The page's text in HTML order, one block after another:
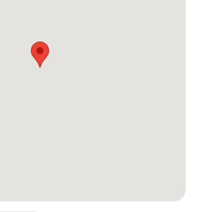
diretto al negozio
tramite Vetrineshop.